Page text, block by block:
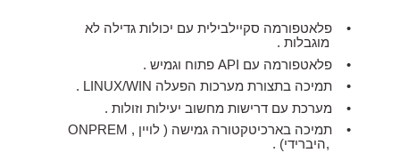
•
פלאטפורמה סקיילבילית עם יכולות גדילה לא
מוגבלות .
•
פלאטפורמה עם APIפתוח וגמיש .
•
תמיכה בתצורת מערכות הפעלה WIN
/
LINUX
.
•
מערכת עם דרישות מחשוב יעילות וזולות .
•
תמיכה בארכיטקטורה גמישה ( לויין , ONPREM
,היברידי) .